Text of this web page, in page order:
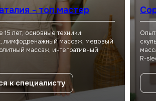
- топ мастер
15 лет, основные техники:
лимфодренажный массаж, медовый
массаж, интегративный
к специалисту
R-